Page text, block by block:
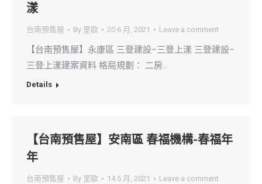
漾
台南預售屋 By 里歐 20 6 月, 2021 Leave a comment
【台南預售屋】永康區 三登建設–三登上漾 三登建設–
三登上漾建案資料 格局規劃： 二房…
Details
【台南預售屋】安南區 春福機構-春福年
年
台南預售屋 By 里歐 14 5 月, 2021 Leave a comment